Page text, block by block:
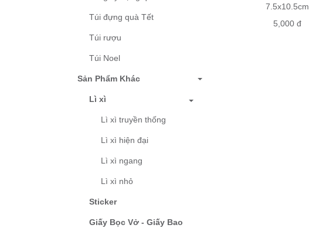
Túi đựng quà Tết
Túi rượu
Túi Noel
Sản Phẩm Khác
Lì xì
Lì xì truyền thống
Lì xì hiện đại
Lì xì ngang
Lì xì nhỏ
Sticker
Giấy Bọc Vở - Giấy Bao
7.5x10.5cm
5,000 đ